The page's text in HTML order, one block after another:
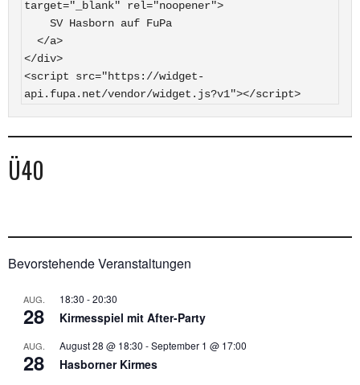
target="_blank" rel="noopener">
</div>
<script src="https://widget-
api.fupa.net/vendor/widget.js?v1"></script>
Ü40
Bevorstehende Veranstaltungen
AUG.
28
18:30 -20:30
Kirmesspiel mit After-Party
AUG.
28
August 28 @ 18:30 -September 1 @ 17:00
Hasborner Kirmes